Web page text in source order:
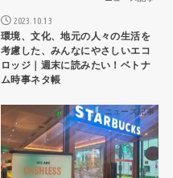
2023.10.13
環境、文化、地元の人々の生活を
考慮した、みんなにやさしいエコ
ロッジ｜週末に読みたい！ベトナ
ム時事ネタ帳
ニュース記事